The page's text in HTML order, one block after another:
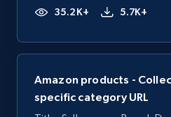
35.2K+ 5.7K+
Amazon products -
specific category URL